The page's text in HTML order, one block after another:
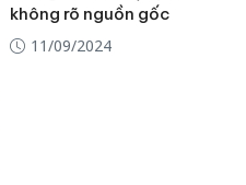
không rõ nguồn gốc
11/09/2024